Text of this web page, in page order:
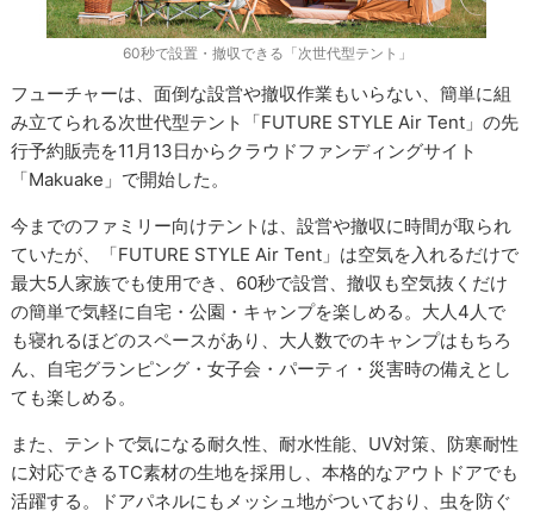
60秒で設置・撤収できる「次世代型テント」
フューチャーは、面倒な設営や撤収作業もいらない、簡単に組
み立てられる次世代型テント「FUTURE STYLE Air Tent」の先
行予約販売を11月13日からクラウドファンディングサイト
「Makuake」で開始した。
今までのファミリー向けテントは、設営や撤収に時間が取られ
ていたが、「FUTURE STYLE Air Tent」は空気を入れるだけで
最大5人家族でも使用でき、60秒で設営、撤収も空気抜くだけ
の簡単で気軽に自宅・公園・キャンプを楽しめる。大人4人で
も寝れるほどのスペースがあり、大人数でのキャンプはもちろ
ん、自宅グランピング・女子会・パーティ・災害時の備えとし
ても楽しめる。
また、テントで気になる耐久性、耐水性能、UV対策、防寒耐性
に対応できるTC素材の生地を採用し、本格的なアウトドアでも
活躍する。ドアパネルにもメッシュ地がついており、虫を防ぐ